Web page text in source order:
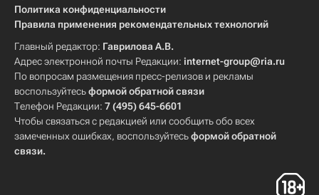
Политика конфиденциальности
Правила применения рекомендательных технологий
Главный редактор: Гаврилова А.В.
Адрес электронной почты Редакции: internet-group@ria.ru
По вопросам размещения пресс-релизов и рекламы
воспользуйтесьформой обратной связи
Телефон Редакции: 7 (495) 645-6601
Чтобы связаться с редакцией или сообщить обо всех
замеченных ошибках, воспользуйтесьформой обратной
связи.